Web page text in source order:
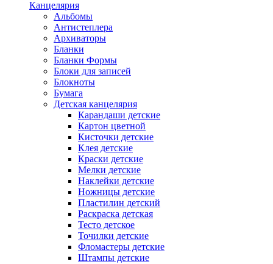
Канцелярия
Альбомы
Антистеплера
Архиваторы
Бланки
Бланки Формы
Блоки для записей
Блокноты
Бумага
Детская канцелярия
Карандаши детские
Картон цветной
Кисточки детские
Клея детские
Краски детские
Мелки детские
Наклейки детские
Ножницы детские
Пластилин детский
Раскраска детская
Тесто детское
Точилки детские
Фломастеры детские
Штампы детские